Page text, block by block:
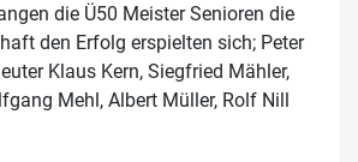
die Ü50 Meister Senioren die
den Erfolg erspielten sich; Peter
Klaus Kern, Siegfried Mähler,
Mehl, Albert Müller, Rolf Nill